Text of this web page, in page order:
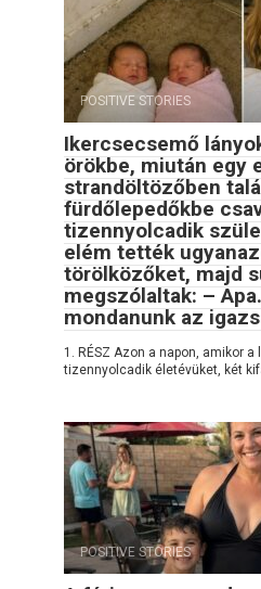
POSITIVE STORIES
Ikercsecsemő
örökbe, miután egy
strandöltözőben
fürdőlepedőkbe
tizennyolcadik
elém tették
törölközőket, majd
megszólaltak: –
mondanunk az
1. RÉSZ Azon a napon, amikor
tizennyolcadik életévüket, két
POSITIVE STORIES